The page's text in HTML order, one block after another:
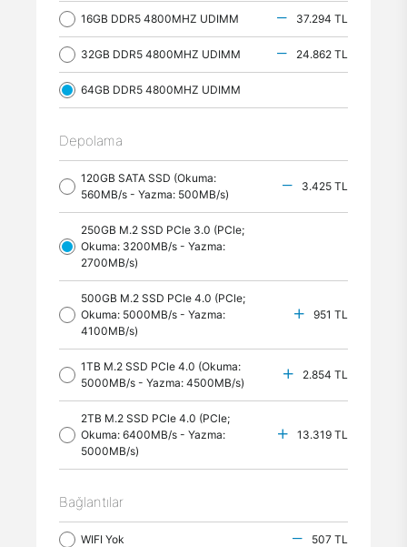
16GB DDR5 4800MHZ UDIMM 37.294 TL
32GB DDR5 4800MHZ UDIMM 24.862 TL
64GB DDR5 4800MHZ UDIMM
Depolama
120GB SATA SSD (Okuma:
560MB/s - Yazma: 500MB/s)
3.425 TL
250GB M.2 SSD PCle 3.0 (PCle;
Okuma: 3200MB/s - Yazma:
2700MB/s)
500GB M.2 SSD PCle 4.0 (PCle;
Okuma: 5000MB/s - Yazma:
4100MB/s)
951 TL
1TB M.2 SSD PCle 4.0 (Okuma:
5000MB/s - Yazma: 4500MB/s)
2.854 TL
2TB M.2 SSD PCle 4.0 (PCle;
Okuma: 6400MB/s - Yazma:
5000MB/s)
13.319 TL
Bağlantılar
WIFI Yok 507 TL